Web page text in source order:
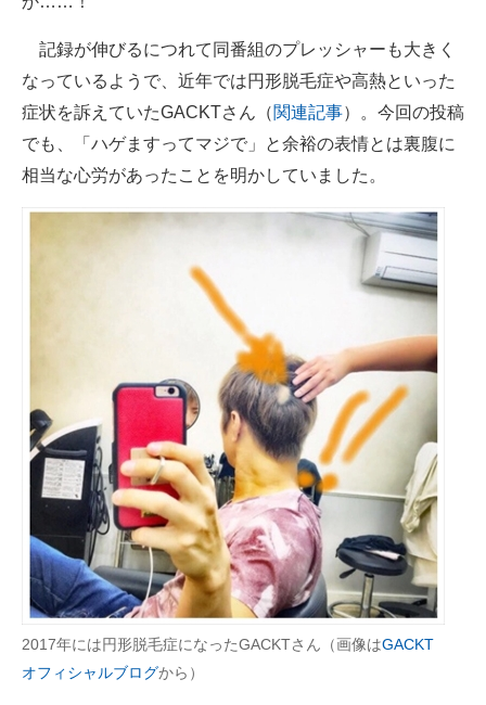
建設×テクノロジーの最前線
記録が伸びるにつれて同番組のプレッシャーも大きく
なっているようで、近年では円形脱毛症や高熱といった
症状を訴えていたGACKTさん（関連記事）。今回の投稿
でも、「ハゲますってマジで」と余裕の表情とは裏腹に
相当な心労があったことを明かしていました。
2017年には円形脱毛症になったGACKTさん（画像はGACKT
オフィシャルブログから）